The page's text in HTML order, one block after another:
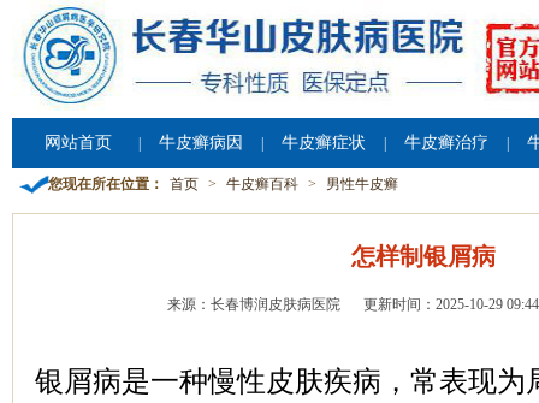
网站首页 牛皮癣病因 牛皮癣症状 牛皮癣治疗
您现在所在位置： 首页 > 牛皮癣百科 > 男性牛皮癣
怎样制银屑病
来源：长春博润皮肤病医院 更新时间：2025-10-29
银屑病是一种慢性皮肤疾病，常表现为